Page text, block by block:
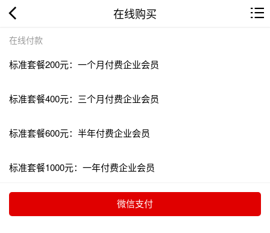
在线购买
在线付款
标准套餐200元：一个月付费企业会员
标准套餐400元：三个月付费企业会员
标准套餐600元：半年付费企业会员
标准套餐1000元：一年付费企业会员